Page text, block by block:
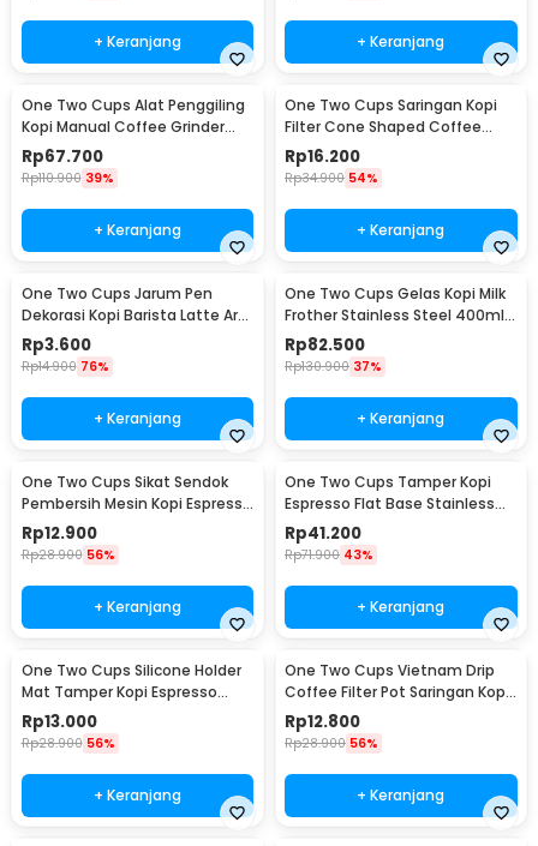
+ Keranjang + Keranjang
One Two Cups Alat Penggiling
Kopi Manual Coffee Grinder
Adjustable - CF4146
Rp67.700
Rp110.900 39%
+ Keranjang
One Two Cups Saringan Kopi
Filter Cone Shaped Coffee
Dripper 1 PCS - K741
Rp16.200
Rp34.900 54%
+ Keranjang
One Two Cups Jarum Pen
Dekorasi Kopi Barista Latte Art
Needle 13cm - F3F27
Rp3.600
Rp14.900 76%
+ Keranjang
One Two Cups Gelas Kopi Milk
Frother Stainless Steel 400ml -
WZ0011
Rp82.500
Rp130.900 37%
+ Keranjang
One Two Cups Sikat Sendok
Pembersih Mesin Kopi Espresso
2in1 - 8809
Rp12.900
Rp28.900 56%
+ Keranjang
One Two Cups Tamper Kopi
Espresso Flat Base Stainless
Steel 51mm - SS51
Rp41.200
Rp71.900 43%
+ Keranjang
One Two Cups Silicone Holder
Mat Tamper Kopi Espresso
Barista - 0310
Rp13.000
Rp28.900 56%
+ Keranjang
One Two Cups Vietnam Drip
Coffee Filter Pot Saringan Kopi
124ml 7Q - LC1
Rp12.800
Rp28.900 56%
+ Keranjang